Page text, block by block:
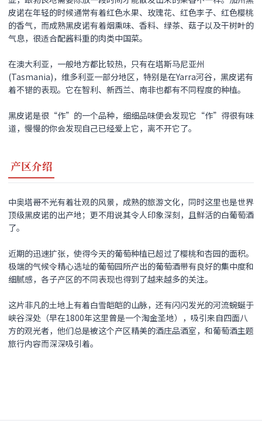
皮诺在年轻的时候通常有着红色水果、玫瑰花、红色李子、红色樱桃
的香气，而成熟黑皮诺有着烟熏味、香料、绿茶、菇子以及干树叶的
气息，很适合配酱料重的肉类中国菜。
在澳大利亚，一般地方都比较热，只有在塔斯马尼亚州
(Tasmania)，维多利亚一部分地区，特别是在Yarra河谷， 黑皮诺有
着不错的表现。它在智利、新西兰、南非也都有不同程度的种植。
黑皮诺是很“作”的一个品种，细细品味便会发现它“作”得很有味
道，慢慢的你会发现自己已经爱上它，离不开它了。
产区介绍
中奥塔哥不光有着壮观的风景，成熟的旅游文化，同时这里也是世界
顶级黑皮诺的出产地；更不用说其令人印象深刻，且鲜活的白葡萄酒
了。
近期的迅速扩张，使得今天的葡萄种植已超过了樱桃和杏园的面积。
极端的气候令精心选址的葡萄园所产出的葡萄酒带有良好的集中度和
细腻感，各子产区的不同表现也得到了越来越多的关注。
这片非凡的土地上有着白雪皑皑的山脉，还有闪闪发光的河流蜿蜒于
峡谷深处（早在1800年这里曾是一个淘金圣地），吸引来自四面八
方的观光者，他们总是被这个产区精美的酒庄品酒室，和葡萄酒主题
旅行内容而深深吸引着。